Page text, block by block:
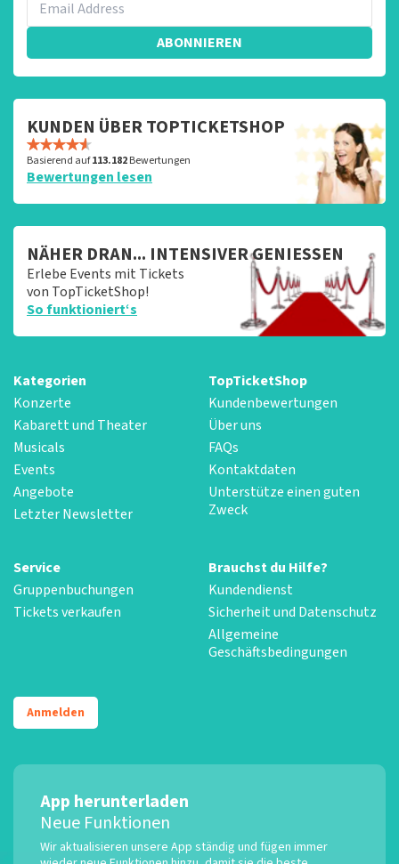
ABONNIEREN
KUNDEN ÜBER TOPTICKETSHOP
Basierend auf113.182Bewertungen
Bewertungen lesen
NÄHER DRAN... INTENSIVER GENIESSEN
Erlebe Events mit Tickets
von TopTicketShop!
So funktioniert‘s
Kategorien
Konzerte
Kabarett und Theater
Musicals
Events
Angebote
Letzter Newsletter
TopTicketShop
Kundenbewertungen
Über uns
FAQs
Kontaktdaten
Unterstütze einen guten
Zweck
Service
Gruppenbuchungen
Tickets verkaufen
Brauchst du Hilfe?
Kundendienst
Sicherheit und Datenschutz
Allgemeine
Geschäftsbedingungen
Anmelden
App herunterladen
Neue Funktionen
Wir aktualisieren unsere App ständig und fügen immer